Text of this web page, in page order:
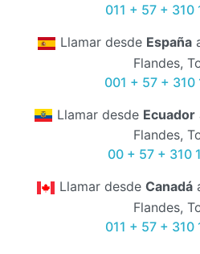
011 + 57 + 310
Llamar desde España
Flandes,
001 + 57 + 310
Llamar desde Ecuador
Flandes,
00 + 57 + 310
Llamar desde Canadá
Flandes,
011 + 57 + 310